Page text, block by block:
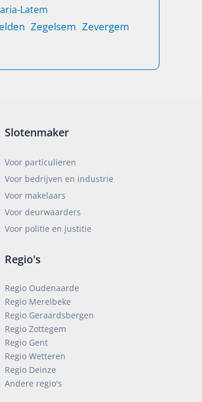
Latem
Zegelsem Zevergem
Slotenmaker
Voor particulieren
Voor bedrijven en industrie
Voor makelaars
Voor deurwaarders
Voor politie en justitie
Regio's
Regio Oudenaarde
Regio Merelbeke
Regio Geraardsbergen
Regio Zottegem
Regio Gent
Regio Wetteren
Regio Deinze
Andere regio's